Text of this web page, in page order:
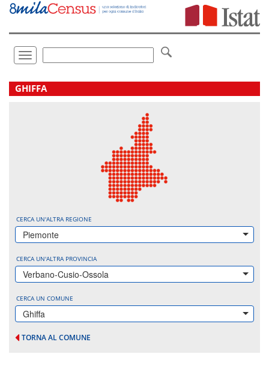
Vai
direttamente
Toggle
navigation
.
GHIFFA
CERCA UN'ALTRA REGIONE
Piemonte
CERCA UN'ALTRA PROVINCIA
Verbano-Cusio-Ossola
CERCA UN COMUNE
Ghiffa
TORNA AL COMUNE